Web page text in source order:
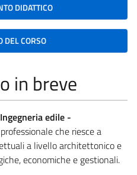
DIDATTICO
DEL CORSO
in breve
Ingegneria edile -
che riesce a
a livello architettonico e
economiche e gestionali.